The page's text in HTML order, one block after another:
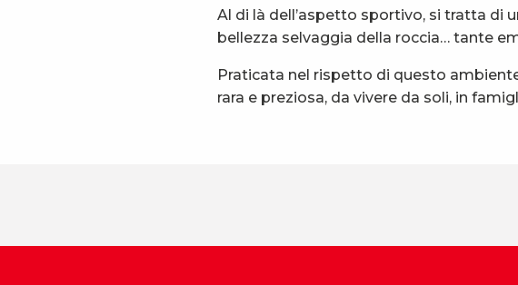
Al di là dell’aspetto sportivo, si tratta di
bellezza selvaggia della roccia… tante
Praticata nel rispetto di questo
rara e preziosa, da vivere da soli, in